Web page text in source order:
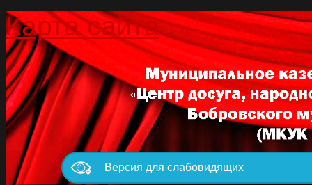
Карта сайта
Версия для слабовидящих